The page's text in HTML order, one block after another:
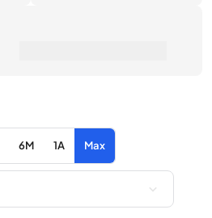
Azione
per i filtri selezionati